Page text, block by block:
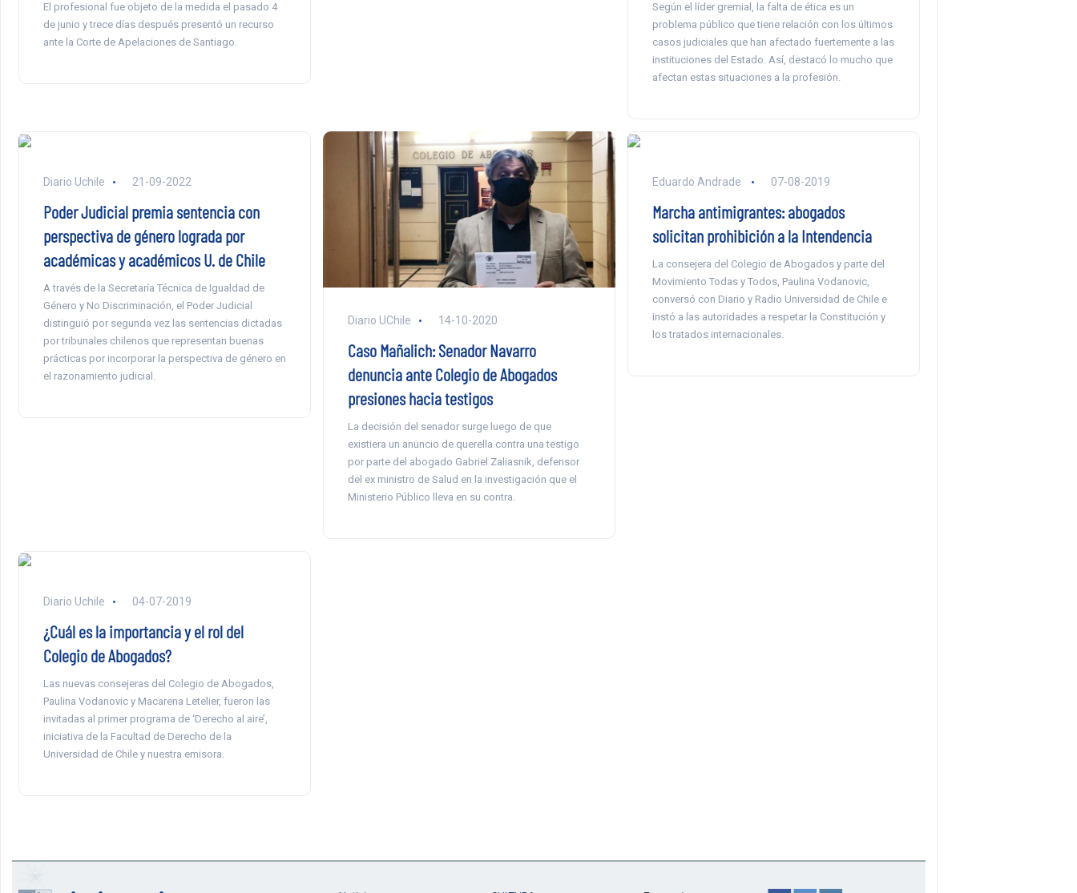
El profesional fue objeto de la medida el pasado 4
de junio y trece días después presentó un recurso
ante la Corte de Apelaciones de Santiago.
Según el líder gremial, la falta de ética es un
problema público que tiene relación con los últimos
casos judiciales que han afectado fuertemente a las
instituciones del Estado. Así, destacó lo mucho que
afectan estas situaciones a la profesión.
Diario Uchile 21-09-2022
Poder Judicial premia sentencia con
perspectiva de género lograda por
académicas y académicos U. de Chile
A través de la Secretaría Técnica de Igualdad de
Género y No Discriminación, el Poder Judicial
distinguió por segunda vez las sentencias dictadas
por tribunales chilenos que representan buenas
prácticas por incorporar la perspectiva de género en
el razonamiento judicial.
Diario UChile 14-10-2020
Caso Mañalich: Senador Navarro
denuncia ante Colegio de Abogados
presiones hacia testigos
La decisión del senador surge luego de que
existiera un anuncio de querella contra una testigo
por parte del abogado Gabriel Zaliasnik, defensor
del ex ministro de Salud en la investigación que el
Ministerio Público lleva en su contra.
Eduardo Andrade 07-08-2019
Marcha antimigrantes: abogados
solicitan prohibición a la Intendencia
La consejera del Colegio de Abogados y parte del
Movimiento Todas y Todos, Paulina Vodanovic,
conversó con Diario y Radio Universidad de Chile e
instó a las autoridades a respetar la Constitución y
los tratados internacionales.
Diario Uchile 04-07-2019
¿Cuál es la importancia y el rol del
Colegio de Abogados?
Las nuevas consejeras del Colegio de Abogados,
Paulina Vodanovic y Macarena Letelier, fueron las
invitadas al primer programa de ‘Derecho al aire’,
iniciativa de la Facultad de Derecho de la
Universidad de Chile y nuestra emisora.